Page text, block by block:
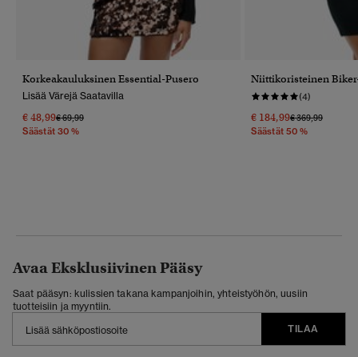
Korkeakauluksinen Essential-Pusero
Lisää Värejä Saatavilla
€ 48,99Hinta Alennettu Hinnasta
€ 69,99Hintaan
Säästät 30 %
Niittikoristeinen
(4)
€ 184,99Hinta Alennettu
€ 369,99Hintaan
Säästät 50 %
Avaa Eksklusiivinen Pääsy
Saat pääsyn: kulissien takana kampanjoihin, yhteistyöhön, uusiin
tuotteisiin ja myyntiin.
TILAA